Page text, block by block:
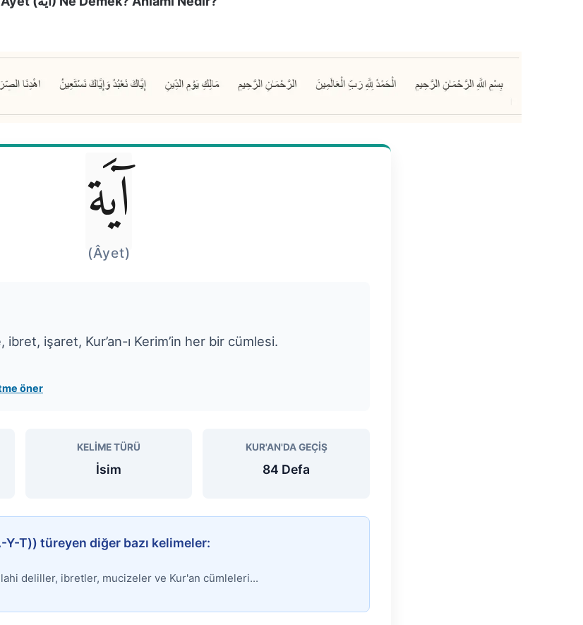
آيَة
(Âyet)
ibret, işaret, Kur’an-ı Kerim’in her bir cümlesi.
öner
KELIME TÜRÜ
İsim
KUR'AN'DA GEÇIŞ
84 Defa
Y-T)) türeyen diğer bazı kelimeler:
deliller, ibretler, mucizeler ve Kur'an cümleleri...